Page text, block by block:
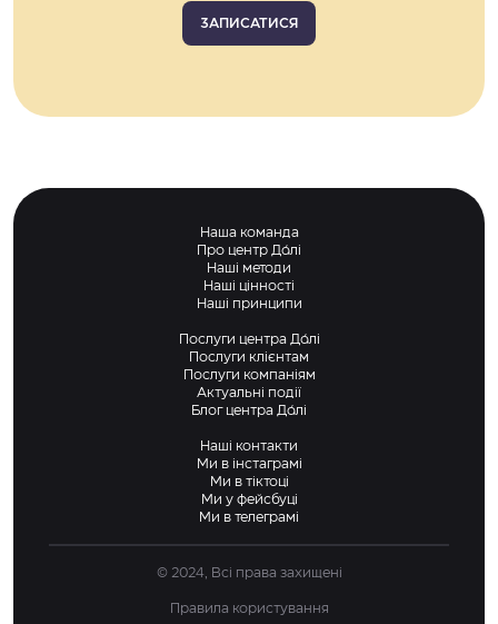
ЗАПИСАТИСЯ
Наша команда
Про центр Дáлі
Наші методи
Наші цінності
Наші принципи
Послуги центра Дáлі
Послуги клієнтам
Послуги компаніям
Актуальні події
Блог центра Дáлі
Наші контакти
Ми в інстаграмі
Ми в тіктоці
Ми у фейсбуці
Ми в телеграмі
© 2024, Всі права захищені
Правила користування